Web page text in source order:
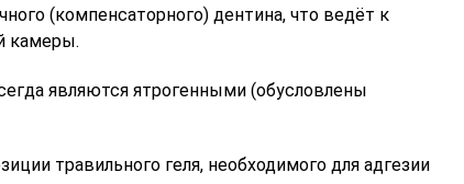
(компенсаторного) дентина, что ведёт к
камеры.
являются ятрогенными (обусловлены
травильного геля, необходимого для адгезии